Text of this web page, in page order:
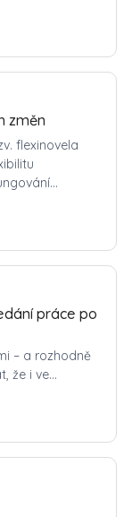
změn
flexinovela
práce po
– a rozhodně
že i ve...